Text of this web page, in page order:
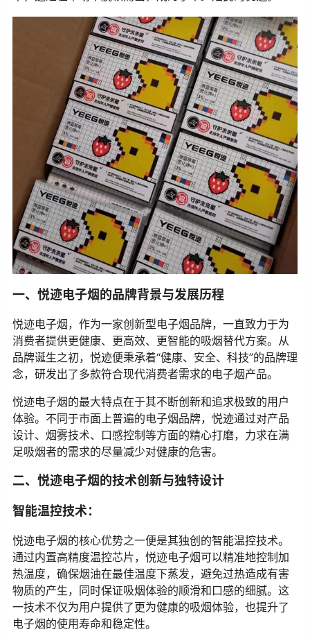
一、悦迹电子烟的品牌背景与发展历程
悦迹电子烟，作为一家创新型电子烟品牌，一直致力于为
消费者提供更健康、更高效、更智能的吸烟替代方案。从
品牌诞生之初，悦迹便秉承着“健康、安全、科技”的品牌理
念，研发出了多款符合现代消费者需求的电子烟产品。
悦迹电子烟的最大特点在于其不断创新和追求极致的用户
体验。不同于市面上普遍的电子烟品牌，悦迹通过对产品
设计、烟雾技术、口感控制等方面的精心打磨，力求在满
足吸烟者的需求的尽量减少对健康的危害。
二、悦迹电子烟的技术创新与独特设计
智能温控技术：
悦迹电子烟的核心优势之一便是其独创的智能温控技术。
通过内置高精度温控芯片，悦迹电子烟可以精准地控制加
热温度，确保烟油在最佳温度下蒸发，避免过热造成有害
物质的产生，同时保证吸烟体验的顺滑和口感的细腻。这
一技术不仅为用户提供了更为健康的吸烟体验，也提升了
电子烟的使用寿命和稳定性。